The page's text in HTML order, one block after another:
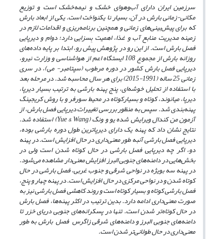
سرزمین ایران دارای آب‌وهوای خشک و نیمه‌خشک است و توزیع
مکانی­-­زمانی بارش در آن، بسیار نا یکنواخت است. یکی از ابعاد بارش
که برای پیش‌بینی‌های زمانی و همچنین برنامه‌ریزی و اقدامات لازم در
زمینه مدیریت منابع آب و غذا، اهمیت بِسزایی دارد؛ دوام و دیرپایی
فصل بارش است. از این رو در پژوهش پیش رو، ابتدا بر پایه داده‌های
روزانه بارش از مجموع 108 ایستگاه اعم از هواشناسی و وزارت نیرو،
دیرپایی فصل بارش کشور در دوره مرطوب (سپتامبر- می)، در سری
زمانی 25 ساله (1991-2015) برای هر سال محاسبه شد. در مرحله بعد
با استفاده از تحلیل خوشه‌ای، پنج پهنه بارشی به ترتیب بسیار دیرپا،
دیرپا، میانوند، کوتاه و بسیارکوتاه در محیط سورفر و با روش کریجینگ
پهنه‌بندی شد. سپس به منظور بررسی تغییرات دیرپایی فصل بارش، از
آزمون من کندال ویرایش شده یو و ونگ (Yue & Wang) استفاده شد.
نتایج نشان داد که پهنه یک دارایدیرپاترین طول دوره بارشی بوده،
دیرپایی فصل بارشی آنبه طور معنی‌داری در حال افزایش است. در پهنه
دو، اگر چه دیرپایی فصل بارشی در حال کوتاه شدن است ولی در
بخش‌هایی در دامنه‌های جنوبی البرز افزایش معنی‌دار مشاهده می‌شود.
در پهنه سه بویژه در نواحی شرقی و جنوب غربی، فصل بارشی در حال
کوتاه شدن و در نواحی مرکزی در حال افزایش است. در پهنه چهار و پنج،
فصل بارشی کوتاه و بسیار کوتاه است و روند کاهشی فصل بارشی نیز به
صورت معنی‌داری ادامه دارد. بدین ترتیبدر اکثر پهنه‌ها، فصل بارش
در حال کوتاه‌تر شدن است. تنهادر پسکرانه‌های جنوبی دریای خزر تا
دامنه‌های جنوبی البرز و دامنه‌های شرقی زاگرس فصل بارش به طور
معنی‌داری در حال طولانی‌تر شدن است.